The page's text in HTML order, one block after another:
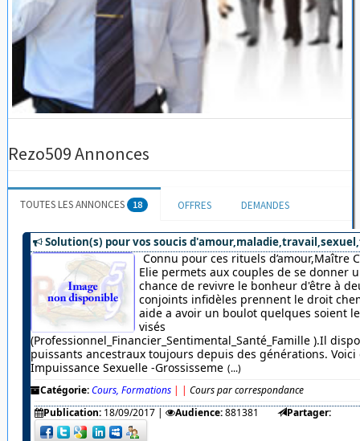
Rezo509 Annonces
TOUTES LES ANNONCES 18 OFFRES DEMANDES
Solution(s) pour vos soucis
Connu pour ces rituels d’amour,Maître
Elie permets aux couples de se donner
chance de revivre le bonheur d'être à
conjoints infidèles prennent le droit
aide a avoir un boulot quelques soient
visés
(Professionnel_Financier_Sentimental_Santé_Famille ).Il
puissants ancestraux toujours depuis des générations. Voici
Impuissance Sexuelle -Grossisseme (...)
Catégorie:Cours, Formations | | Cours par correspondance
Publication: 18/09/2017| Audience:881381 Partager: